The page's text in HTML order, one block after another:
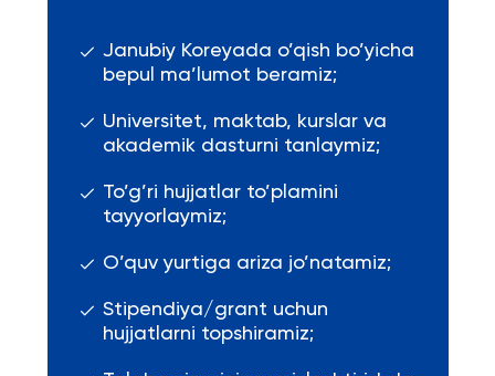
Janubiy Koreyada o’qish bo’yicha
bepul ma’lumot beramiz;
Universitet, maktab, kurslar va
akademik dasturni tanlaymiz;
To’g’ri hujjatlar to’plamini
tayyorlaymiz;
O’quv yurtiga ariza jo’natamiz;
Stipendiya/grant uchun
hujjatlarni topshiramiz;